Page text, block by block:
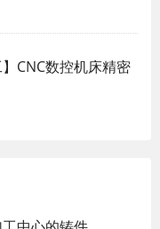
】CNC数控机床精密